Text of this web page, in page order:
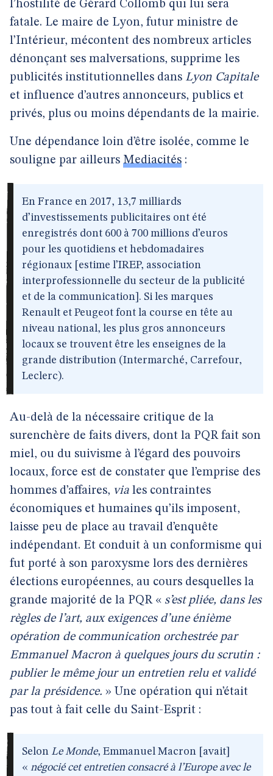
l’hostilité de Gérard Collomb qui lui sera
fatale. Le maire de Lyon, futur ministre de
l’Intérieur, mécontent des nombreux articles
dénonçant ses malversations, supprime les
publicités institutionnelles dans Lyon Capitale
et influence d’autres annonceurs, publics et
privés, plus ou moins dépendants de la mairie.
Une dépendance loin d’être isolée, comme le
souligne par ailleurs Mediacités :
En France en 2017, 13,7 milliards
d’investissements publicitaires ont été
enregistrés dont 600 à 700 millions d’euros
pour les quotidiens et hebdomadaires
régionaux [estime l’IREP, association
interprofessionnelle du secteur de la publicité
et de la communication]. Si les marques
Renault et Peugeot font la course en tête au
niveau national, les plus gros annonceurs
locaux se trouvent être les enseignes de la
grande distribution (Intermarché, Carrefour,
Leclerc).
Au-delà de la nécessaire critique de la
surenchère de faits divers, dont la PQR fait son
miel, ou du suivisme à l’égard des pouvoirs
locaux, force est de constater que l’emprise des
hommes d’affaires, via les contraintes
économiques et humaines qu’ils imposent,
laisse peu de place au travail d’enquête
indépendant. Et conduit à un conformisme qui
fut porté à son paroxysme lors des dernières
élections européennes, au cours desquelles la
grande majorité de la PQR « s’est pliée, dans les
règles de l’art, aux exigences d’une énième
opération de communication orchestrée par
Emmanuel Macron à quelques jours du scrutin :
publier le même jour un entretien relu et validé
par la présidence. » Une opération qui n’était
pas tout à fait celle du Saint-Esprit :
Selon Le Monde, Emmanuel Macron [avait]
« négocié cet entretien consacré à l’Europe avec le